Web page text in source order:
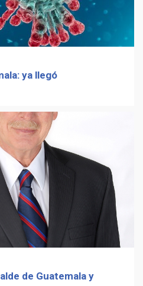
ya llegó
de Guatemala y